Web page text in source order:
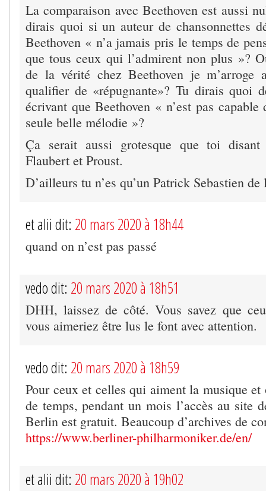
La comparaison avec Beethoven est aussi
dirais quoi si un auteur de chansonnettes
Beethoven « n’a jamais pris le temps de
que tous ceux qui l’admirent non plus »?
de la vérité chez Beethoven je
qualifier de «répugnante»? Tu dirais quoi
écrivant que Beethoven « n’est pas capable
seule belle mélodie »?
Ça serait aussi grotesque que toi disant
Flaubert et Proust.
D’ailleurs tu n’es qu’un Patrick Sebastien
et alii dit: 20 mars 2020 à 18h44
quand on n’est pas passé
vedo dit: 20 mars 2020 à 18h51
DHH, laissez de côté. Vous savez que
vous aimeriez être lus le font avec attention.
vedo dit: 20 mars 2020 à 18h59
Pour ceux et celles qui aiment la musique
de temps, pendant un mois l’accès au site
Berlin est gratuit. Beaucoup d’archives de
https://www.berliner-philharmoniker.de/en/
et alii dit: 20 mars 2020 à 19h02